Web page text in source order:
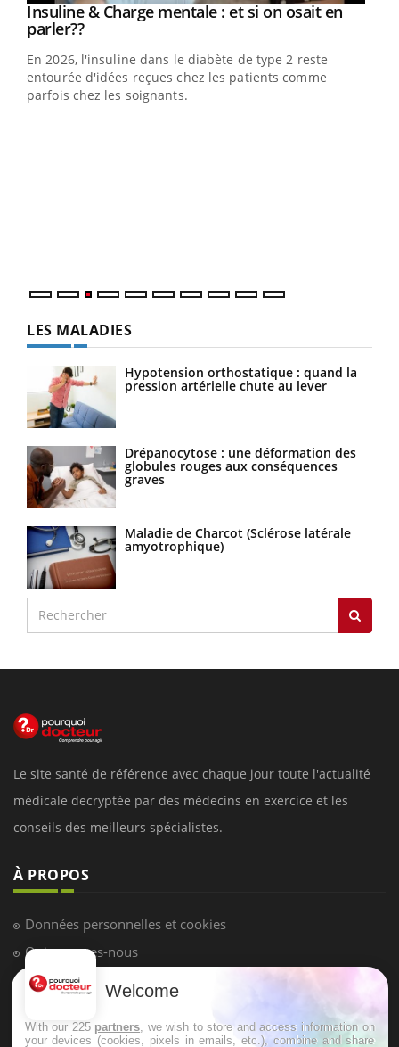
Youtube
Insuline & Charge mentale : et si on osait en
parler??Youtube
En 2026, l'insuline dans le diabète de type 2 reste
entourée d'idées reçues chez les patients comme
parfois chez les soignants.
LES MALADIES
Hypotension orthostatique : quand la
pression artérielle chute au lever
Drépanocytose : une déformation des
globules rouges aux conséquences
graves
Maladie de Charcot (Sclérose latérale
amyotrophique)
Le site santé de référence avec chaque jour toute l'actualité
médicale decryptée par des médecins en exercice et les
conseils des meilleurs spécialistes.
À PROPOS
Données personnelles et cookies
Qui sommes-nous
Conditions d'utilisation
Mentions Légales
Welcome
With our 225 partners , we wish to store and access information on
your devices (cookies, pixels in emails, etc.), combine and share